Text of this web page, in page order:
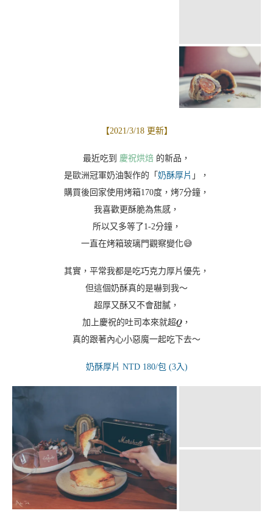
【2021/3/18 更新】
最近吃到慶祝烘焙
的新品，
是歐洲冠軍奶油製作的「
奶酥厚片
一直在烤箱玻璃門觀察變化😅
其實，平常我都是吃巧克力厚片優先，
但這個奶酥真的是嚇到我～
超厚又酥又不會甜膩，
加上慶祝的吐司本來就超𝑸，